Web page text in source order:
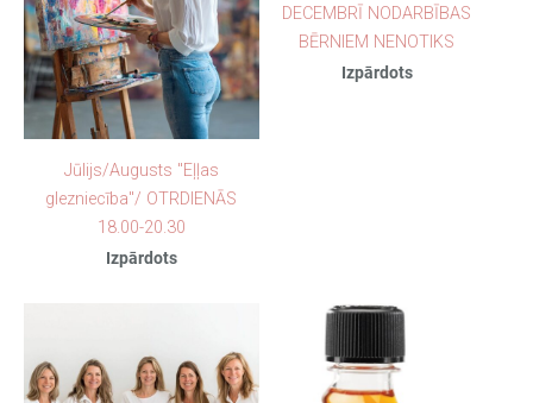
Jūlijs/Augusts "Eļļas
glezniecība"/ OTRDIENĀS
18.00-20.30
Izpārdots
DECEMBRĪ NODARBĪBAS
BĒRNIEM NENOTIKS
Izpārdots